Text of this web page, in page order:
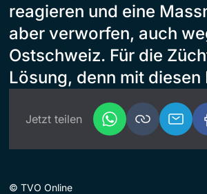
reagieren und eine
aber verworfen, auch
Ostschweiz. Für die
Lösung, denn mit
Jetzt teilen
© TVO Online